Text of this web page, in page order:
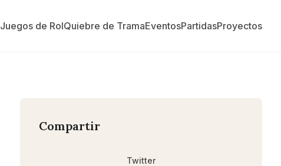
Juegos de RolQuiebre de TramaEventosPartidasProyectos
Compartir
Twitter